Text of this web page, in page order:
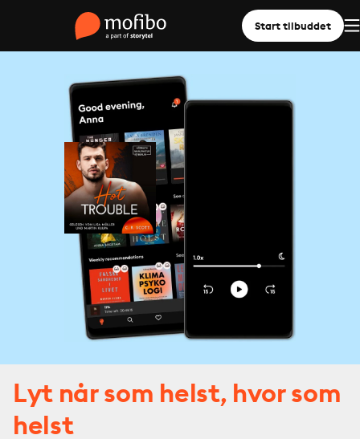
Start tilbuddet
Lyt når som helst, hvor som
helst